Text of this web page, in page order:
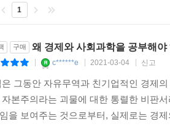
달러짜리 햄버거’의 예를 들어 가격
햄버거의 쇠고기는 미국에서 가장 높은
한 공공 보건 비용 등을 포함한 비용이다.
은 사회 전체가 감당할 비용을 내지
1
구매 왜 경제와 사회과학을 공부해
c******e 2021-03-04 신고
은 그동안 자유무역과 친기업적인 경제
자본주의라는 괴물에 대한 통렬한 비판
을 보여주는 것으로부터, 실제로는 경